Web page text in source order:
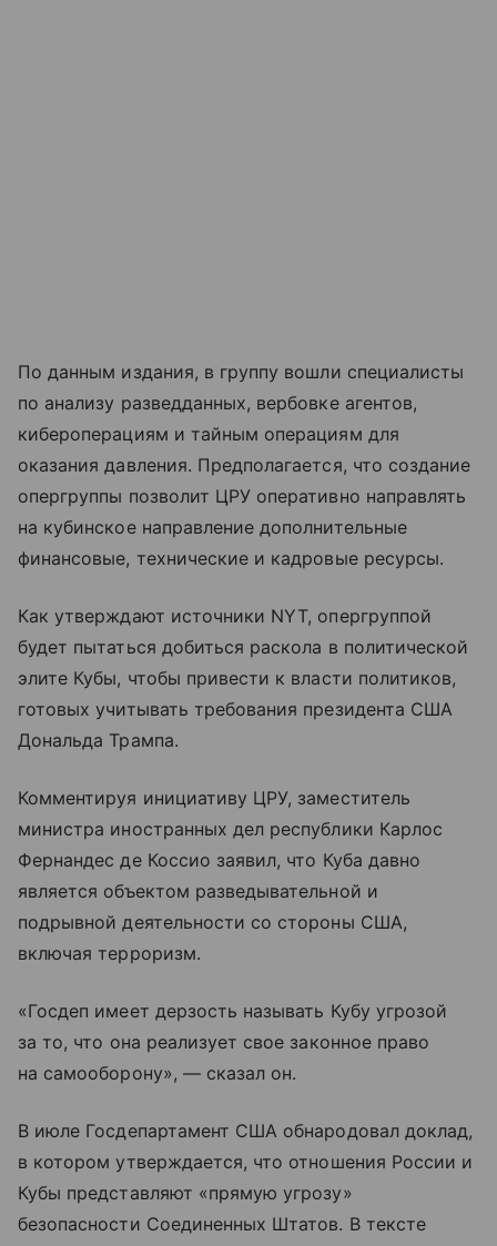
По данным издания, в группу вошли специалисты
по анализу разведданных, вербовке агентов,
кибероперациям и тайным операциям для
оказания давления. Предполагается, что создание
опергруппы позволит ЦРУ оперативно направлять
на кубинское направление дополнительные
финансовые, технические и кадровые ресурсы.
Как утверждают источники NYT, опергруппой
будет пытаться добиться раскола в политической
элите Кубы, чтобы привести к власти политиков,
готовых учитывать требования президента США
Дональда Трампа.
Комментируя инициативу ЦРУ, заместитель
министра иностранных дел республики Карлос
Фернандес де Коссио заявил, что Куба давно
является объектом разведывательной и
подрывной деятельности со стороны США,
включая терроризм.
«Госдеп имеет дерзость называть Кубу угрозой
за то, что она реализует свое законное право
на самооборону», — сказал он.
В июле Госдепартамент США обнародовал доклад,
в котором утверждается, что отношения России и
Кубы представляют «прямую угрозу»
безопасности Соединенных Штатов. В тексте